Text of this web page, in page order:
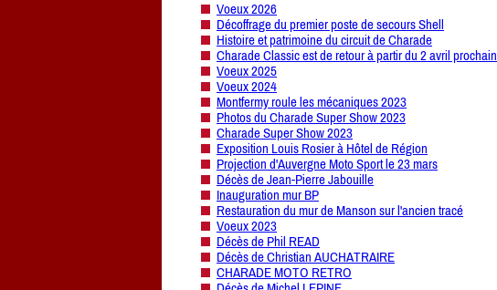
Voeux 2026
Décoffrage du premier poste de secours Shell
Histoire et patrimoine du circuit de Charade
Charade Classic est de retour à partir du 2 avril prochain
Voeux 2025
Voeux 2024
Montfermy roule les mécaniques 2023
Photos du Charade Super Show 2023
Charade Super Show 2023
Exposition Louis Rosier à Hôtel de Région
Projection d'Auvergne Moto Sport le 23 mars
Décès de Jean-Pierre Jabouille
Inauguration mur BP
Restauration du mur de Manson sur l'ancien tracé
Voeux 2023
Décès de Phil READ
Décès de Christian AUCHATRAIRE
CHARADE MOTO RETRO